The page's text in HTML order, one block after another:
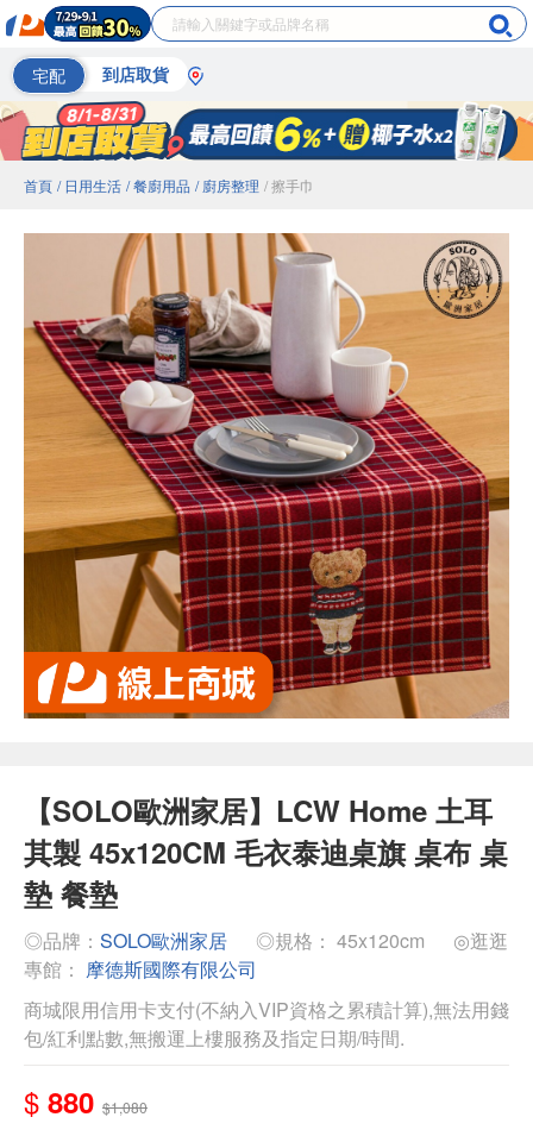
宅配 到店取貨
首頁 / 日用生活 / 餐廚用品 / 廚房整理 / 擦手巾
【SOLO歐洲家居】LCW Home 土耳
其製 45x120CM 毛衣泰迪桌旗 桌布 桌
墊 餐墊
◎品牌： SOLO歐洲家居 ◎規格： 45x120cm
◎逛逛
專館： 摩德斯國際有限公司
商城限用信用卡支付(不納入VIP資格之累積計算),無法用錢
包/紅利點數,無搬運上樓服務及指定日期/時間.
$ 880 $1,080